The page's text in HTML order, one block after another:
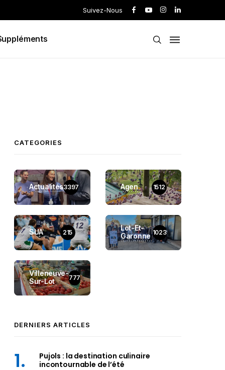
Suivez-Nous
CATEGORIES
Actualités3397 Agen 1512
SUA 215
Lot-Et-
Garonne 1023
Villeneuve-
Sur-Lot
777
DERNIERS ARTICLES
Pujols : la destination culinaire
incontournable de l’été